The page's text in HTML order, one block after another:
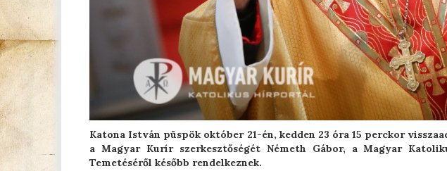
Katona István püspök október 21-én, kedden 23 óra 15 perckor
a Magyar Kurír szerkesztőségét Németh Gábor, a Magyar
Temetéséről később rendelkeznek.